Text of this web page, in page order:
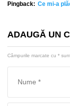
Pingback: Ce mi-a
ADAUGĂ UN
Câmpurile marcate cu *